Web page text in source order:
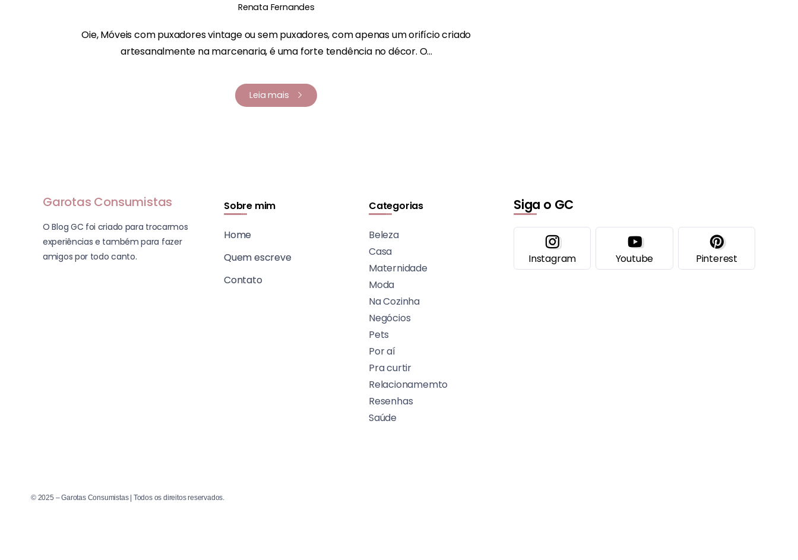
Renata Fernandes
Oie, Móveis com puxadores vintage ou sem puxadores, com apenas um orifício criado
artesanalmente na marcenaria, é uma forte tendência no décor. O...
Leia mais
Garotas Consumistas
O Blog GC foi criado para trocarmos
experiências e também para fazer
amigos por todo canto.
Sobre mim
Home
Quem escreve
Contato
Categorias
Beleza
Casa
Maternidade
Moda
Na Cozinha
Negócios
Pets
Por aí
Pra curtir
Relacionamemto
Resenhas
Saúde
Siga o GC
Instagram Youtube Pinterest
© 2025 – Garotas Consumistas | Todos os direitos reservados.